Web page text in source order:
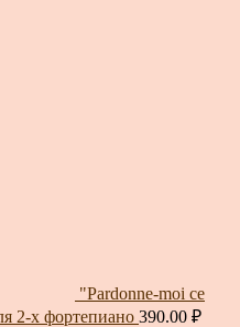
"Pardonne-moi ce
2-х фортепиано 390.00 ₽